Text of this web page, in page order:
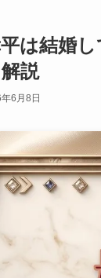
は結婚
説
6月8日